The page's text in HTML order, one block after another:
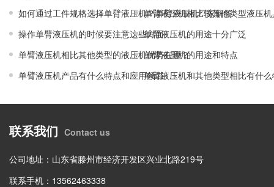
如何通过工件规格选择单臂液压机？单臂液压机厂家解答
单臂液压机相比较其他类型液压
操作单臂液压机的时候要注意这些方面单臂液压机的用途十分广泛
单臂液压机相比其他类型的液压机优势在哪？单臂液压机的用途和特点
单臂液压机产品有什么特点和应用领域单臂液压机和其他类型相比有什
联系我们 Contact us
公司地址：山东省滕州市经济开发区兴业北路219号
联系手机：13562463338